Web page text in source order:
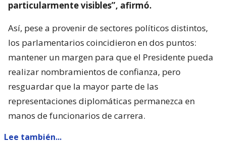
particularmente visibles”, afirmó.
Así, pese a provenir de sectores políticos distintos,
los parlamentarios coincidieron en dos puntos:
mantener un margen para que el Presidente pueda
realizar nombramientos de confianza, pero
resguardar que la mayor parte de las
representaciones diplomáticas permanezca en
manos de funcionarios de carrera.
Lee también...